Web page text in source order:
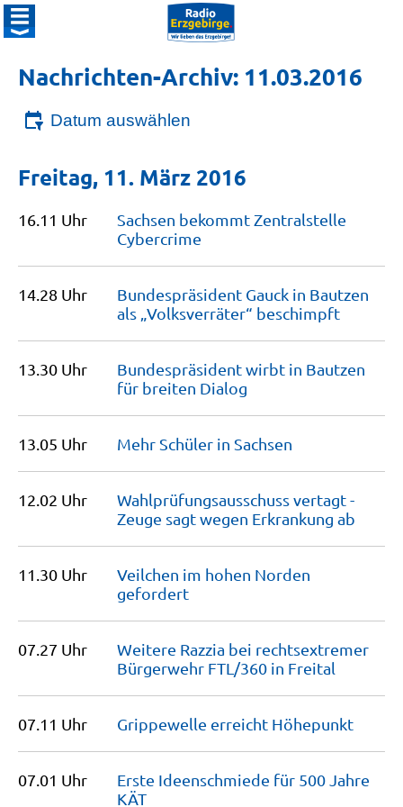
Nachrichten-Archiv: 11.03.2016
Datum auswählen
Freitag, 11. März 2016
16.11 Uhr
Sachsen bekommt Zentralstelle
Cybercrime
14.28 Uhr
Bundespräsident Gauck in Bautzen
als „Volksverräter“ beschimpft
13.30 Uhr
Bundespräsident wirbt in Bautzen
für breiten Dialog
13.05 Uhr Mehr Schüler in Sachsen
12.02 Uhr
Wahlprüfungs­ausschuss vertagt -
Zeuge sagt wegen Erkrankung ab
11.30 Uhr
Veilchen im hohen Norden
gefordert
07.27 Uhr
Weitere Razzia bei rechtsextremer
Bürgerwehr FTL/360 in Freital
07.11 Uhr Grippewelle erreicht Höhepunkt
07.01 Uhr
Erste Ideenschmiede für 500 Jahre
KÄT